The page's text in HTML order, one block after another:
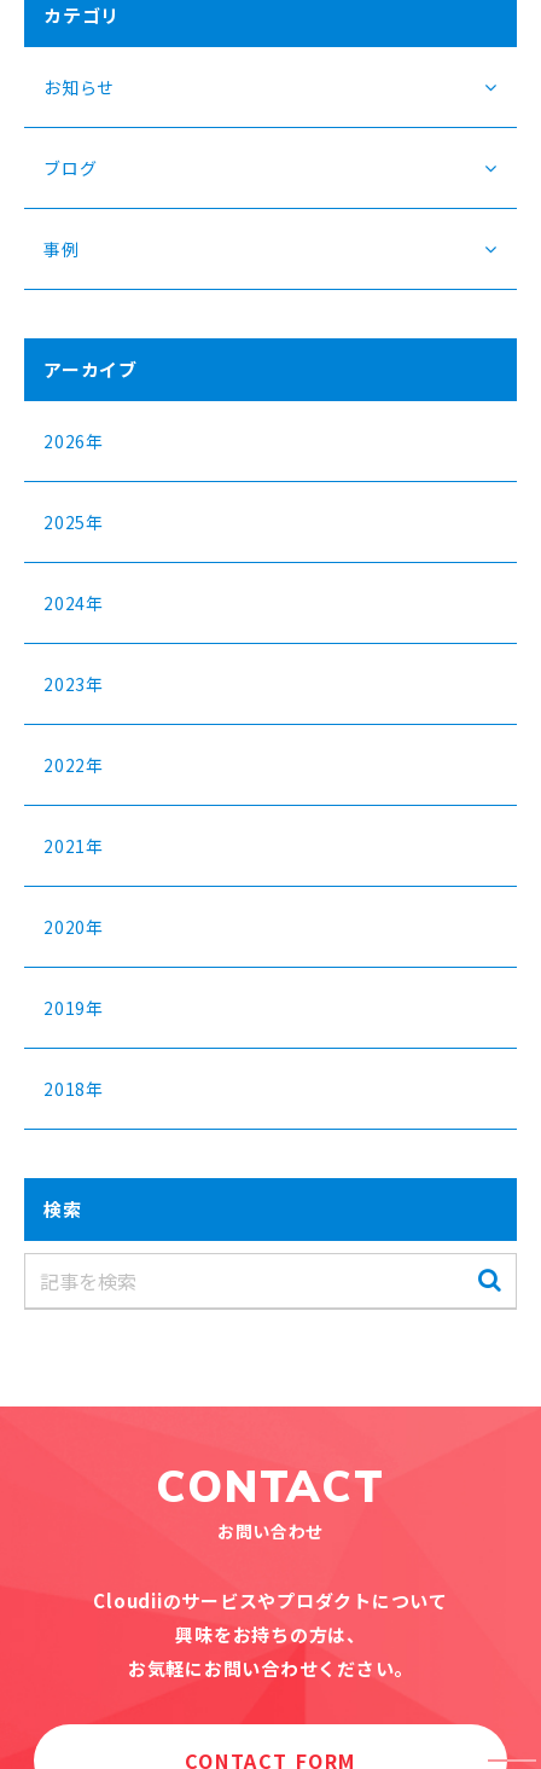
カテゴリ
お知らせ
ブログ
事例
アーカイブ
2026年
2025年
2024年
2023年
2022年
2021年
2020年
2019年
2018年
検索
CONTACT
お問い合わせ
Cloudiiのサービスやプロダクトについて
興味をお持ちの方は、
お気軽にお問い合わせください。
CONTACT FORM